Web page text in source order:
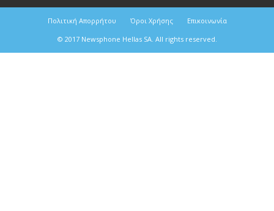
Πολιτική Απορρήτου Όροι Χρήσης
Επικοινωνία
© 2017 Newsphone Hellas SA. All rights reserved.